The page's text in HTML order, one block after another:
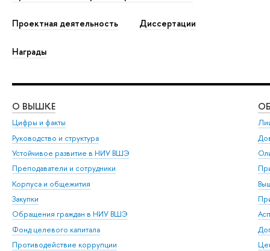
Проектная деятельность Диссертации
Награды
О ВЫШКЕ
Цифры и факты
Руководство и структура
Устойчивое развитие в НИУ ВШЭ
Преподаватели и сотрудники
Корпуса и общежития
Закупки
Обращения граждан в НИУ ВШЭ
Фонд целевого капитала
Противодействие коррупции